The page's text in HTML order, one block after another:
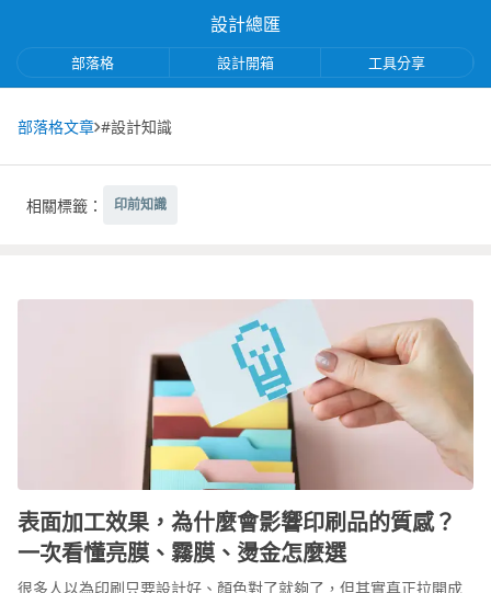
設計總匯
部落格 設計開箱 工具分享
部落格文章 #設計知識
相關標籤： 印前知識
表面加工效果，為什麼會影響印刷品的質感？
一次看懂亮膜、霧膜、燙金怎麼選
很多人以為印刷只要設計好、顏色對了就夠了，但其實真正拉開成